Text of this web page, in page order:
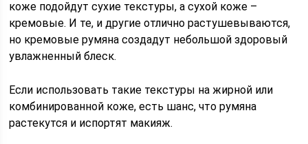
коже подойдут сухие текстуры, а сухой коже –
кремовые. И те, и другие отлично растушевываются,
но кремовые румяна создадут небольшой здоровый
увлажненный блеск.
Если использовать такие текстуры на жирной или
комбинированной коже, есть шанс, что румяна
растекутся и испортят макияж.